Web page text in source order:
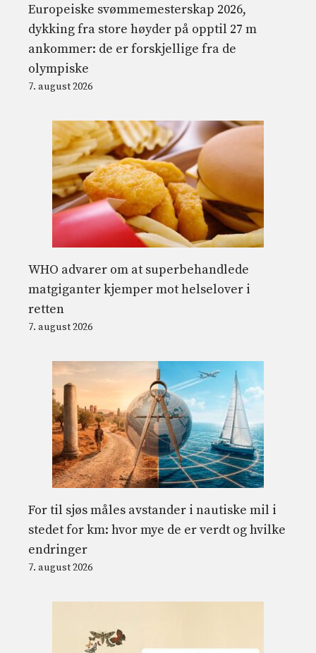
Europeiske svømmemesterskap 2026,
dykking fra store høyder på opptil 27 m
ankommer: de er forskjellige fra de
olympiske
7. august 2026
WHO advarer om at superbehandlede
matgiganter kjemper mot helselover i
retten
7. august 2026
For til sjøs måles avstander i nautiske mil i
stedet for km: hvor mye de er verdt og hvilke
endringer
7. august 2026